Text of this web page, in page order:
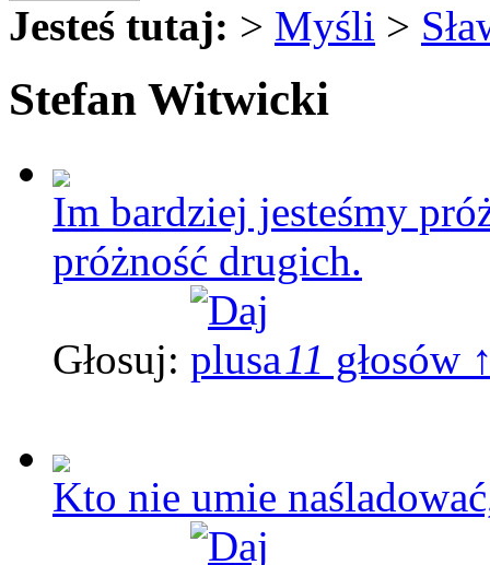
Jesteś tutaj: > Myśli >
Stefan Witwicki
Im bardziej jesteśmy
próżność drugich.
Głosuj: 11 głosów
Kto nie umie